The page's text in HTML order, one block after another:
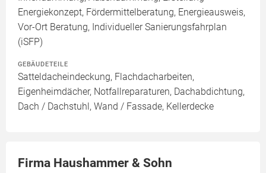
Energiekonzept, Fördermittelberatung, Energieausweis,
Vor-Ort Beratung, Individueller Sanierungsfahrplan
(iSFP)
GEBÄUDETEILE
Satteldacheindeckung, Flachdacharbeiten,
Eigenheimdächer, Notfallreparaturen, Dachabdichtung,
Dach / Dachstuhl, Wand / Fassade, Kellerdecke
Firma Haushammer & Sohn